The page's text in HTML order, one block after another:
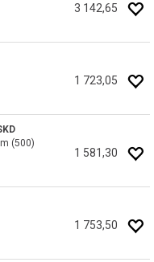
3 142,65
1 723,05
(500)
1 581,30
1 753,50